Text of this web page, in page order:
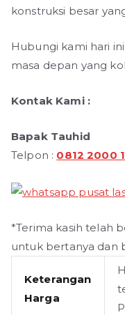
konstruksi besar
Hubungi kami hari
masa depan yang
Kontak Kami :
Bapak Tauhid
Telpon : 0812 2000
*Terima kasih telah
untuk bertanya dan
Keterangan
Harga